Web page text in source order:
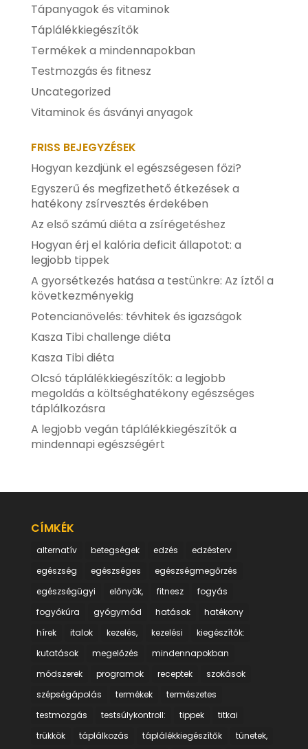
Tápanyagok és vitaminok
Táplálékkiegészítők
Termékek a mindennapokban
Testmozgás és fitnesz
Uncategorized
Vitaminok és ásványi anyagok
FRISS BEJEGYZÉSEK
Hogyan kezdjünk el egészségesen főzi?
Egyszerű és megfizethető étkezések a
hatékony zsírvesztés érdekében
Az első számú diéta a zsírégetéshez
Hogyan érj el kalória deficit állapotot: a
legjobb tippek
A gyorsétkezés hatása a testünkre: Az íztől a
következményekig
Potencianövelés: tévhitek és igazságok
Kasza Tibi challenge diéta
Kasza Tibi diéta
Olcsó táplálékkiegészítők: a legjobb
megoldás a költséghatékony egészséges
táplálkozásra
A legjobb vegán táplálékkiegészítők a
mindennapi egészségért
CÍMKÉK
alternatív betegségek edzés
edzésterv
egészség
egészséges
egészségmegőrzés
egészségügyi
előnyök, fitnesz
fogyás
fogyókúra
gyógymód hatások
hatékony
hírek
italok kezelés, kezelési
kiegészítők:
kutatások
megelőzés
mindennapokban
módszerek
programok receptek
szokások
szépségápolás
termékek
természetes
testmozgás
testsúlykontroll: tippek
titkai
trükkök
táplálkozás táplálékkiegészítők
tünetek,